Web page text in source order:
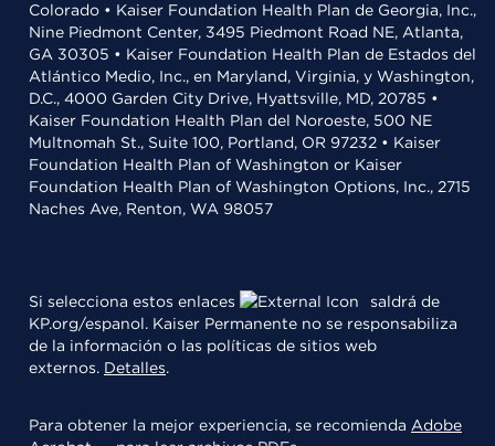
Colorado • Kaiser Foundation Health Plan de Georgia, Inc.,
Nine Piedmont Center, 3495 Piedmont Road NE, Atlanta,
GA 30305 • Kaiser Foundation Health Plan de Estados del
Atlántico Medio, Inc., en Maryland, Virginia, y Washington,
D.C., 4000 Garden City Drive, Hyattsville, MD, 20785 •
Kaiser Foundation Health Plan del Noroeste, 500 NE
Multnomah St., Suite 100, Portland, OR 97232 • Kaiser
Foundation Health Plan of Washington or Kaiser
Foundation Health Plan of Washington Options, Inc., 2715
Naches Ave, Renton, WA 98057
Si selecciona estos enlaces
saldrá de
KP.org/espanol. Kaiser Permanente no se responsabiliza
de la información o las políticas de sitios web
externos. Detalles.
Para obtener la mejor experiencia, se recomienda Adobe